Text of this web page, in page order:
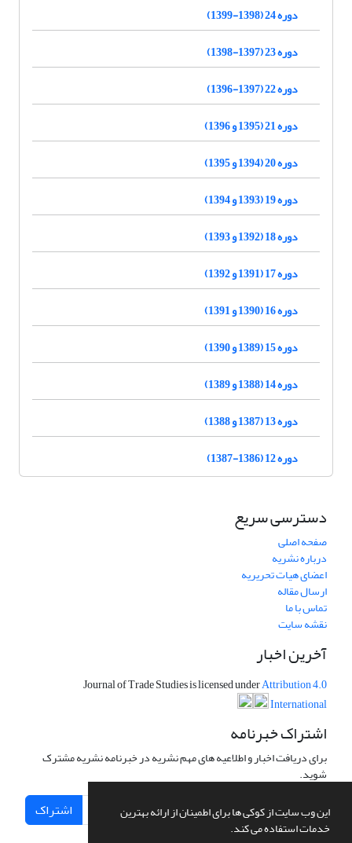
این وب سایت از کوکی ها برای اطمینان از ارائه بهترین
خدمات استفاده می کند.
دوره 24 (1398-1399)
دوره 23 (1397-1398)
دوره 22 (1397-1396)
دوره 21 (1395 و 1396)
دوره 20 (1394 و 1395)
دوره 19 (1393 و 1394)
دوره 18 (1392 و 1393)
دوره 17 (1391 و 1392)
دوره 16 (1390 و 1391)
دوره 15 (1389 و 1390)
دوره 14 (1388 و 1389)
دوره 13 (1387 و 1388)
دوره 12 (1386-1387)
دسترسی سریع
صفحه اصلی
درباره نشریه
اعضای هیات تحریریه
ارسال مقاله
تماس با ما
نقشه سایت
آخرین اخبار
Journal of Trade Studies is licensed underAttribution 4.0
International
اشتراک خبرنامه
برای دریافت اخبار و اطلاعیه های مهم نشریه در خبرنامه نشریه مشترک
شوید.
اشتراک